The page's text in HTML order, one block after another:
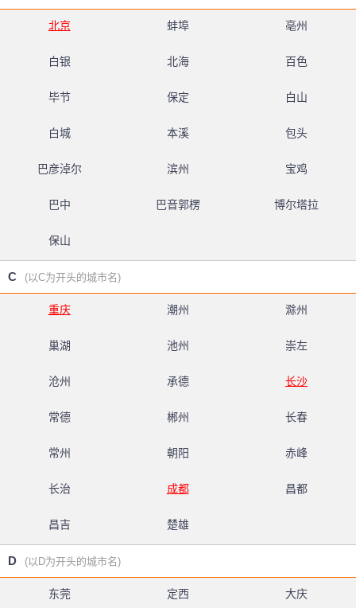
北京 蚌埠 亳州
白银 北海 百色
毕节 保定 白山
白城 本溪 包头
巴彦淖尔 滨州 宝鸡
巴中 巴音郭楞 博尔塔拉
保山
C (以C为开头的城市名)
重庆 潮州 滁州
巢湖 池州 崇左
沧州 承德 长沙
常德 郴州 长春
常州 朝阳 赤峰
长治 成都 昌都
昌吉 楚雄
D (以D为开头的城市名)
东莞 定西 大庆